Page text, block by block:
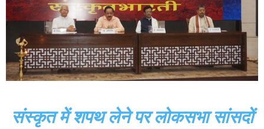
संस्कृत में शपथ लेने पर लोकसभा सांसदों